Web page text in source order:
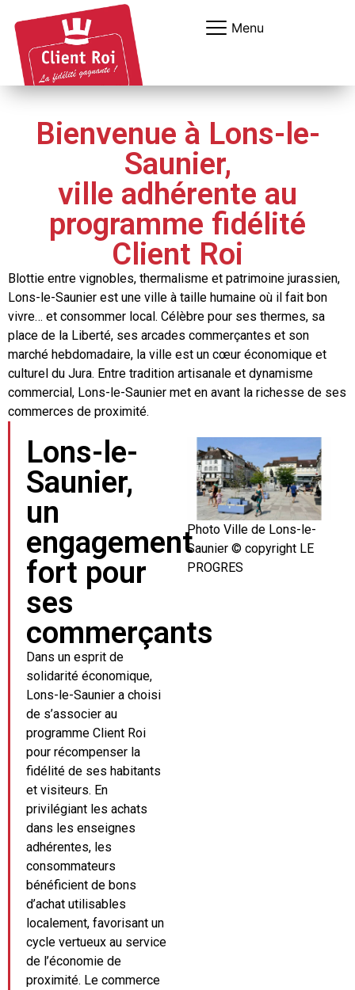
Menu
Bienvenue à Lons-le-
Saunier,
ville adhérente au
programme fidélité
Client Roi
Blottie entre vignobles, thermalisme et patrimoine jurassien,
Lons-le-Saunier est une ville à taille humaine où il fait bon
vivre… et consommer local. Célèbre pour ses thermes, sa
place de la Liberté, ses arcades commerçantes et son
marché hebdomadaire, la ville est un cœur économique et
culturel du Jura. Entre tradition artisanale et dynamisme
commercial, Lons-le-Saunier met en avant la richesse de ses
commerces de proximité.
Lons-le-
Saunier,
un
engagement
fort pour
ses
commerçants
Dans un esprit de
solidarité économique,
Lons-le-Saunier a choisi
de s’associer au
programme Client Roi
pour récompenser la
fidélité de ses habitants
et visiteurs. En
privilégiant les achats
dans les enseignes
adhérentes, les
consommateurs
bénéficient de bons
d’achat utilisables
localement, favorisant un
cycle vertueux au service
de l’économie de
proximité. Le commerce
Photo Ville de Lons-le-
Saunier © copyright LE
PROGRES
Panneau de gestion des cookies